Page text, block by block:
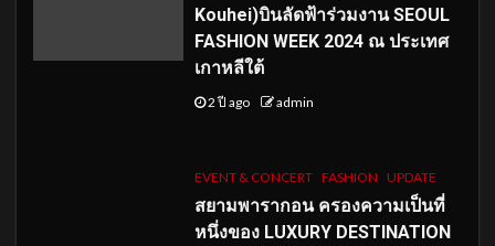
Kouhei)บินลัดฟ้าร่วมงาน SEOUL
FASHION WEEK 2024 ณ ประเทศ
เกาหลีใต้
2 ปี ago admin
EVENT & CONCERT FASHION UPDATE
สยามพารากอน ครองความเป็นที่
หนึ่งของ LUXURY DESTINATION